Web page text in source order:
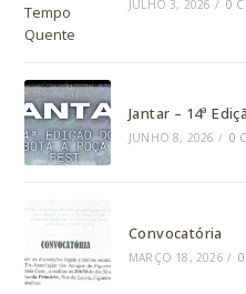
JULHO 3, 2026 / 0
Jantar – 14ª
JUNHO 8, 2026 / 0
Convocatória
MARÇO 18, 2026 /